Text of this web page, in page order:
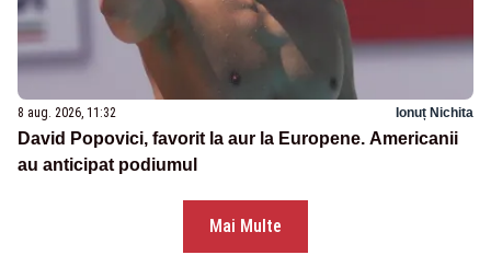
8 aug. 2026, 11:32 Ionuț Nichita
David Popovici, favorit la aur la Europene. Americanii
au anticipat podiumul
Mai Multe